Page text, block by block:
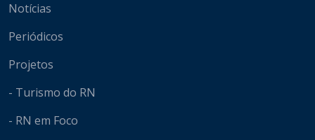
Notícias
Periódicos
Projetos
- Turismo do RN
- RN em Foco